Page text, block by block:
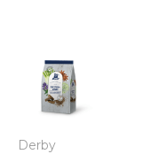
Derby
€6.00
kuni
€12.50
Sellel
tootel
mitu